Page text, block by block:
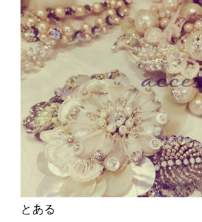
とある